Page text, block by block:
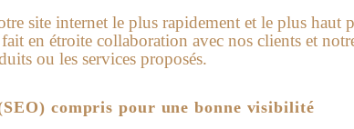
site internet le plus rapidement et le plus haut
en étroite collaboration avec nos clients et
ou les services proposés.
compris pour une bonne visibilité